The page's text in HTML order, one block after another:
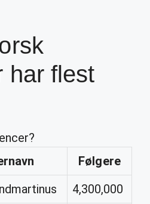
har flest
Følgere
4,300,000